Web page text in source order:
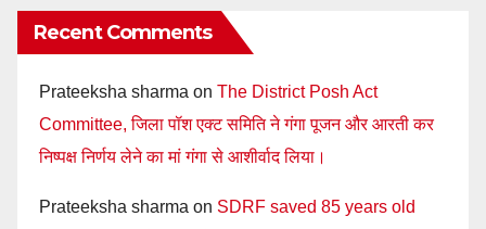
Recent Comments
Prateeksha sharma on The District Posh Act
Committee, जिला पॉश एक्ट समिति ने गंगा पूजन और आरती कर
निष्पक्ष निर्णय लेने का मां गंगा से आशीर्वाद लिया।
Prateeksha sharma on SDRF saved 85 years old